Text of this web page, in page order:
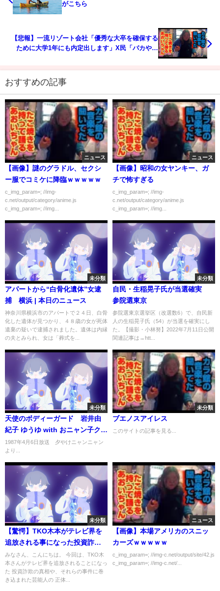
がこちら
【悲報】一流リゾート会社「優秀な大卒を確保する
ために大学1年にも内定出します」X民「バカやめ
おすすめの記事
ニュース
【画像】謎のグラドル、セクシ
ー服でコミケに降臨ｗｗｗｗｗ
c_img_param=; //img-
c.net/output/category/anime.js
c_img_param=; //img...
ニュース
【画像】昭和の女ヤンキー、ガ
チで怖すぎる
c_img_param=; //img-
c.net/output/category/anime.js
c_img_param=; //img...
未分類
アパートから“白骨化遺体”女逮
捕 横浜 | 本日のニュース
神奈川県横浜市のアパートで２４日、白骨
化した遺体が見つかり、４８歳の女が死体
遺棄の疑いで逮捕されました。遺体は内縁
の夫とみられ、女は「葬式を...
未分類
自民・生稲晃子氏が当選確実
参院選東京
参院選東京選挙区（改選数6）で、自民新
人の生稲晃子氏（54）が当選を確実にし
た。【撮影・小林努】2022年7月11日公開
関連記事は→htt...
未分類
天使のボディーガード 岩井由
紀子 ゆうゆ with おニャン子クラ
ブ
1987年4月6日放送 夕やけニャンニャン
より...
未分類
ブエノスアイレス
このサイトの記事を見る...
未分類
【驚愕】TKO木本がテレビ界を
追放される事になった投資詐欺
事件の真相がヤバすぎる...！
『TKO』で知られるお笑い芸人
の事件に巻き込まれた芸能人の
みなさん、こんにちは。 今回は、TKO木
本さんがテレビ界を追放されることになっ
た 投資詐欺の真相や、それらの事件に巻
き込まれた芸能人の 正体...
ニュース
【画像】本場アメリカのスニッ
カーズｗｗｗｗｗ
c_img_param=; //img-c.net/output/site/42.js
c_img_param=; //img-c.net/...